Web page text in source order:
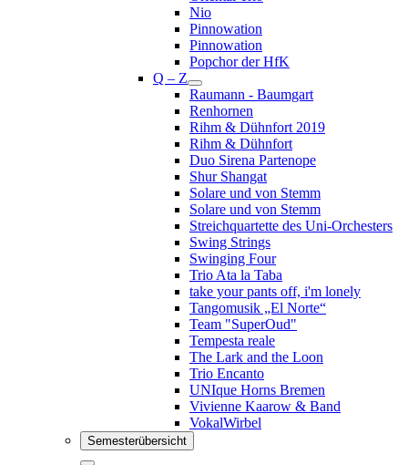
Nio
Pinnowation
Pinnowation
Popchor der HfK
Q – Z
Raumann - Baumgart
Renhornen
Rihm & Dühnfort 2019
Rihm & Dühnfort
Duo Sirena Partenope
Shur Shangat
Solare und von Stemm
Solare und von Stemm
Streichquartette des Uni-Orchesters
Swing Strings
Swinging Four
Trio Ata la Taba
take your pants off, i'm lonely
Tangomusik „El Norte“
Team "SuperOud"
Tempesta reale
The Lark and the Loon
Trio Encanto
UNIque Horns Bremen
Vivienne Kaarow & Band
VokalWirbel
Semesterübersicht